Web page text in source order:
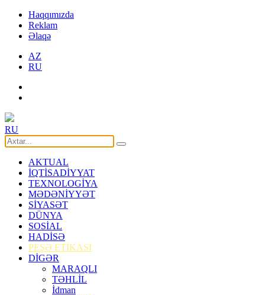
Haqqımızda
Reklam
Əlaqə
AZ
RU
RU
AKTUAL
İQTİSADİYYAT
TEXNOLOGİYA
MƏDƏNİYYƏT
SİYASƏT
DÜNYA
SOSİAL
HADİSƏ
PEŞƏ ETİKASI
DİGƏR
MARAQLI
TƏHLİL
İdman